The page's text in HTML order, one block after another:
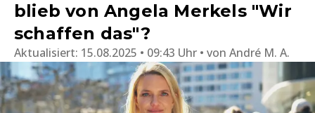
blieb von Angela Merkels "Wir
schaffen das"?
Aktualisiert: 15.08.2025 • 09:43 Uhr von André M. A.